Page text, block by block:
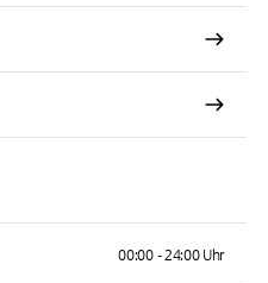
00:00 - 24:00 Uhr